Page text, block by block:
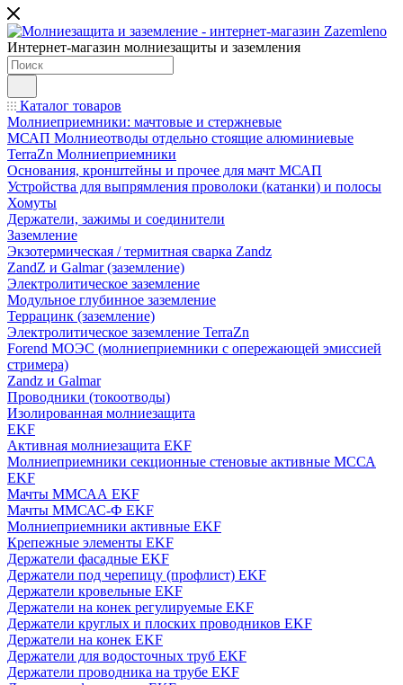
Интернет-магазин молниезащиты и заземления
Каталог товаров
Молниеприемники: мачтовые и стержневые
МСАП Молниеотводы отдельно стоящие алюминиевые
TerraZn Молниеприемники
Основания, кронштейны и прочее для мачт МСАП
Устройства для выпрямления проволоки (катанки) и полосы
Хомуты
Держатели, зажимы и соединители
Заземление
Экзотермическая / термитная сварка Zandz
ZandZ и Galmar (заземление)
Электролитическое заземление
Модульное глубинное заземление
Террацинк (заземление)
Электролитическое заземление TerraZn
Forend МОЭС (молниеприемники с опережающей эмиссией
стримера)
Zandz и Galmar
Проводники (токоотводы)
Изолированная молниезащита
EKF
Активная молниезащита EKF
Молниеприемники секционные стеновые активные МССА
EKF
Мачты ММСАА EKF
Мачты ММСАС-Ф EKF
Молниеприемники активные EKF
Крепежные элементы EKF
Держатели фасадные EKF
Держатели под черепицу (профлист) EKF
Держатели кровельные EKF
Держатели на конек регулируемые EKF
Держатели круглых и плоских проводников EKF
Держатели на конек EKF
Держатели для водосточных труб EKF
Держатели проводника на трубе EKF